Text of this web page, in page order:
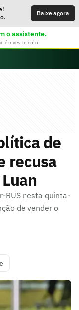
Baixe agora
o assistente.
é investimento
de
recusa
RUS nesta quinta-
de vender o